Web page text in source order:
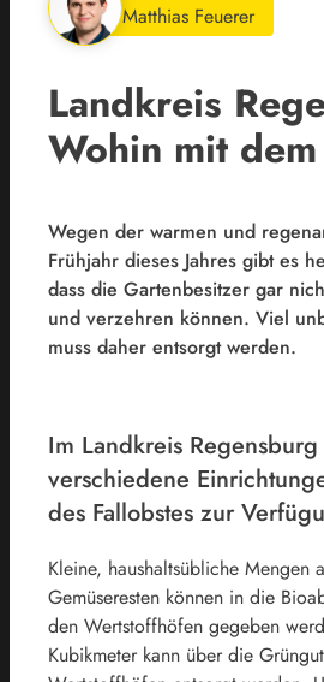
Matthias Feuerer
Landkreis
Wohin mit
Wegen der warmen und
Frühjahr dieses Jahres gibt es
dass die Gartenbesitzer gar
und verzehren können. Viel
muss daher entsorgt werden.
Im Landkreis Regensburg
verschiedene
des Fallobstes zur
Kleine, haushaltsübliche Mengen
Gemüseresten können in die
den Wertstoffhöfen gegeben
Kubikmeter kann über die